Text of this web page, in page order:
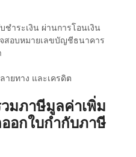
ชำระเงิน ผ่านการโอนเงิน
สอบหมายเลขบัญชีธนาคาร
ายทาง และเครดิต
มภาษีมูลค่าเพิ่ม
อกใบกำกับภาษี